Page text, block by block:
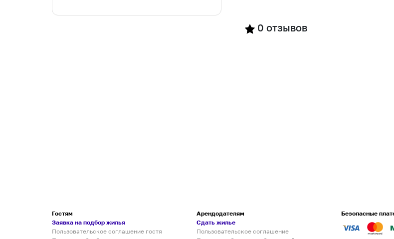
0 отзывов
Гостям
Заявка на подбор жилья
Пользовательское соглашение гостя
Арендодателям
Сдать жилье
Пользовательское соглашение
Безопасные